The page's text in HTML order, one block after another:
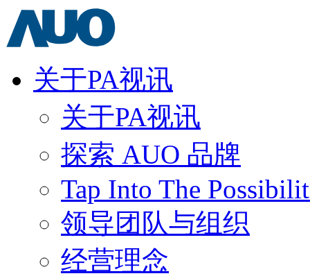
关于PA视讯
关于PA视讯
探索 AUO 品牌
Tap Into The
领导团队与组织
经营理念